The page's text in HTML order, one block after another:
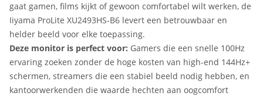
gaat gamen, films kijkt of gewoon comfortabel wilt werken, de
Iiyama ProLite XU2493HS-B6 levert een betrouwbaar en
helder beeld voor elke toepassing.
Deze monitor is perfect voor: Gamers die een snelle 100Hz
ervaring zoeken zonder de hoge kosten van high-end 144Hz+
schermen, streamers die een stabiel beeld nodig hebben, en
kantoorwerkenden die waarde hechten aan oogcomfort